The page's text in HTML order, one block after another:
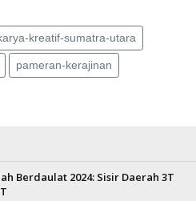
kreatif-sumatra-utara
pameran-kerajinan
Berdaulat 2024: Sisir Daerah 3T